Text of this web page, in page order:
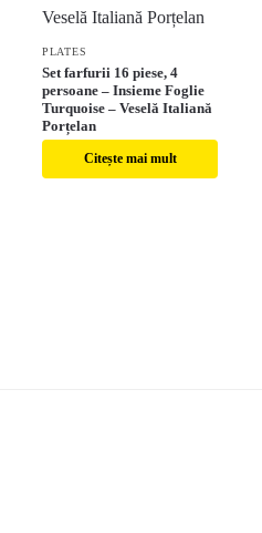
PLATES
Set farfurii 16 piese, 4
persoane – Insieme Foglie
Turquoise – Veselă Italiană
Porțelan
Citește mai mult